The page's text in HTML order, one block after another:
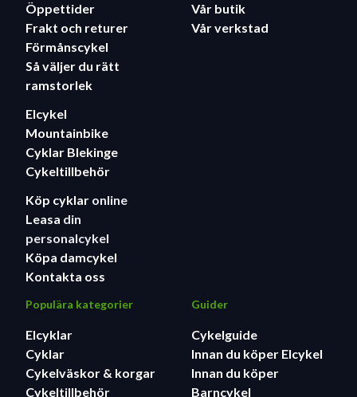
Öppettider
Frakt och returer
Förmånscykel
Så väljer du rätt
ramstorlek
Elcykel
Mountainbike
Cyklar Blekinge
Cykeltillbehör
Köp cyklar online
Leasa din
personalcykel
Köpa damcykel
Kontakta oss
Vår butik
Vår verkstad
Populära kategorier
Elcyklar
Cyklar
Cykelväskor & korgar
Cykeltillbehör
Guider
Cykelguide
Innan du köper Elcykel
Innan du köper
Barncykel